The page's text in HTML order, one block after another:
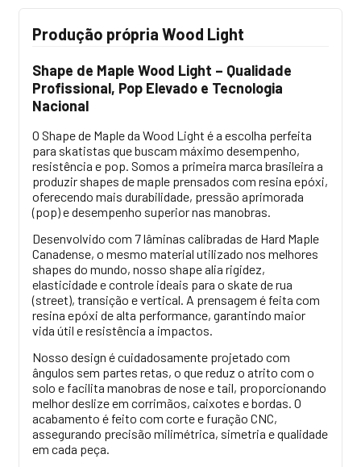
Produção própria Wood Light
Shape de Maple Wood Light – Qualidade
Profissional, Pop Elevado e Tecnologia
Nacional
O Shape de Maple da Wood Light é a escolha perfeita
para skatistas que buscam máximo desempenho,
resistência e pop. Somos a primeira marca brasileira a
produzir shapes de maple prensados com resina epóxi,
oferecendo mais durabilidade, pressão aprimorada
(pop) e desempenho superior nas manobras.
Desenvolvido com 7 lâminas calibradas de Hard Maple
Canadense, o mesmo material utilizado nos melhores
shapes do mundo, nosso shape alia rigidez,
elasticidade e controle ideais para o skate de rua
(street), transição e vertical. A prensagem é feita com
resina epóxi de alta performance, garantindo maior
vida útil e resistência a impactos.
Nosso design é cuidadosamente projetado com
ângulos sem partes retas, o que reduz o atrito com o
solo e facilita manobras de nose e tail, proporcionando
melhor deslize em corrimãos, caixotes e bordas. O
acabamento é feito com corte e furação CNC,
assegurando precisão milimétrica, simetria e qualidade
em cada peça.